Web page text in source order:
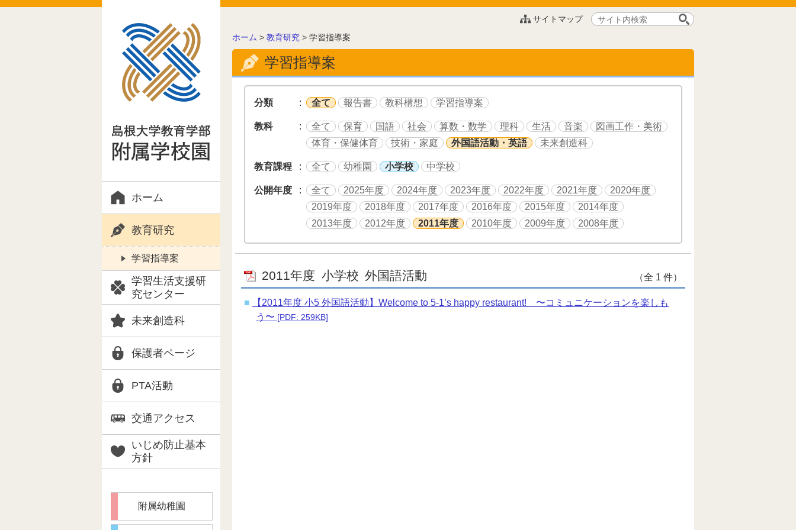
このページの本文へ
ホーム
教育研究
学習指導案
学習生活支援研
究センター
未来創造科
保護者ページ
PTA活動
交通アクセス
いじめ防止基本
方針
サイトマップ
サ
検
こ
の
ー
ホーム > 教育研究 > 学習指導案
学習指導案
分類 全て 報告書 教科構想 学習指導案
教科 全て 保育 国語 社会 算数・数学 理科 生活 音楽
図画工作・美術
体育・保健体育
技術・家庭 外国語活動・英語 未来創造科
教育課程 全て 幼稚園 小学校 中学校
公開年度 全て 2025年度 2024年度 2023年度 2022年度 2021年度
2020年度
2019年度
2018年度 2017年度 2016年度 2015年度
2014年度
2013年度
2012年度 2011年度 2010年度 2009年度 2008年度
2011年度 小学校 外国語活動 （全 1 件）
【2011年度 小5 外国語活動】Welcome to 5-1’s happy restaurant! 〜コミュニケーションを楽しも
う〜 [PDF: 259KB]
附属幼稚園